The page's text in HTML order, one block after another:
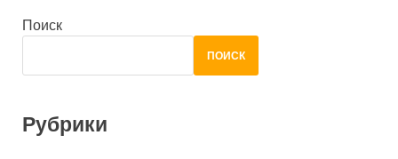
Поиск
ПОИСК
Рубрики